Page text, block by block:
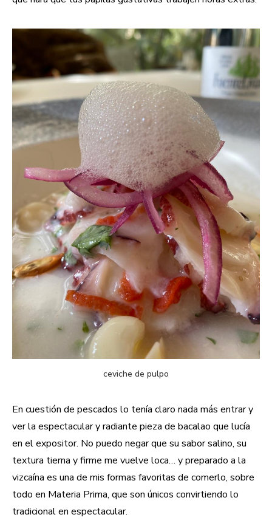
ceviche de pulpo
En cuestión de pescados lo tenía claro nada más entrar y
ver la espectacular y radiante pieza de bacalao que lucía
en el expositor. No puedo negar que su sabor salino, su
textura tierna y firme me vuelve loca… y preparado a la
vizcaína es una de mis formas favoritas de comerlo, sobre
todo en Materia Prima, que son únicos convirtiendo lo
tradicional en espectacular.